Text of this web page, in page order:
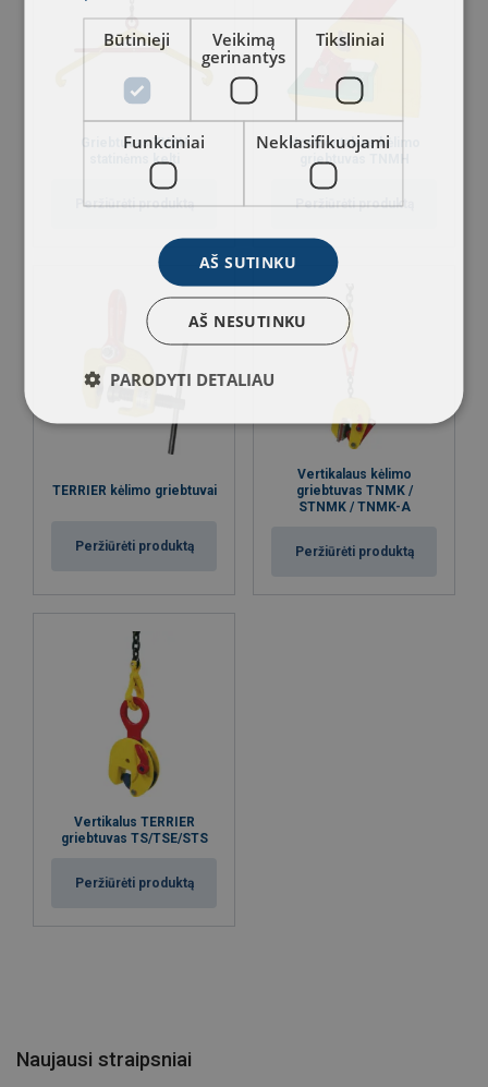
Griebtuvas TVSH
statinėms kelti
Peržiūrėti produktą
Horizontalaus kėlimo
griebtuvas TNMH
Peržiūrėti produktą
TERRIER kėlimo griebtuvai
Peržiūrėti produktą
Vertikalaus kėlimo
griebtuvas TNMK /
STNMK / TNMK-A
Peržiūrėti produktą
Vertikalus TERRIER
griebtuvas TS/TSE/STS
Peržiūrėti produktą
Naujausi straipsniai
Būtinieji
Veikimą
gerinantys
Tiksliniai
Funkciniai Neklasifikuojami
AŠ SUTINKU
AŠ NESUTINKU
PARODYTI DETALIAU